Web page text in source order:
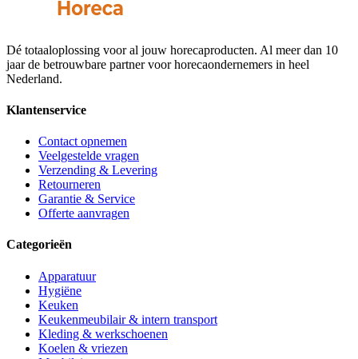
Dé totaaloplossing voor al jouw horecaproducten. Al meer dan 10
jaar de betrouwbare partner voor horecaondernemers in heel
Nederland.
Klantenservice
Contact opnemen
Veelgestelde vragen
Verzending & Levering
Retourneren
Garantie & Service
Offerte aanvragen
Categorieën
Apparatuur
Hygiëne
Keuken
Keukenmeubilair & intern transport
Kleding & werkschoenen
Koelen & vriezen